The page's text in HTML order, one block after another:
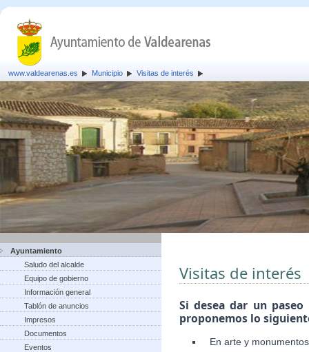
www.valdearenas.es Municipio Visitas de interés
Ayuntamiento
Saludo del alcalde
Equipo de gobierno
Información general
Tablón de anuncios
Impresos
Documentos
Eventos
Visitas de interés
Si desea dar un
proponemos lo
En arte y